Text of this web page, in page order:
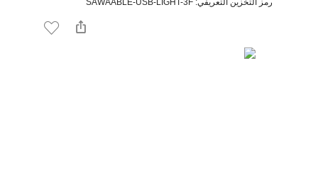
رمز التخزين التعريفي: SAWAABLE-USB-LIGHT-3F